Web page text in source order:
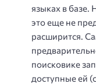
языках в базе.
это еще не
расширится.
поисковике
доступные ей